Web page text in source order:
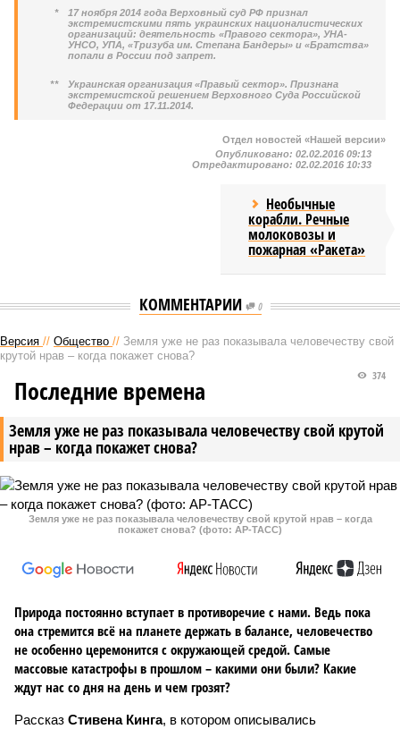
*
17 ноября 2014 года Верховный суд РФ признал
экстремистскими пять украинских националистических
организаций: деятельность «Правого сектора», УНА-
УНСО, УПА, «Тризуба им. Степана Бандеры» и «Братства»
попали в России под запрет.
**
Украинская организация «Правый сектор». Признана
экстремистской решением Верховного Суда Российской
Федерации от 17.11.2014.
Отдел новостей «Нашей версии»
Опубликовано: 02.02.2016 09:13
Отредактировано: 02.02.2016 10:33
Необычные
корабли. Речные
молоковозы и
пожарная «Ракета»
КОММЕНТАРИИ 0
Версия // Общество // Земля уже не раз показывала человечеству свой
крутой нрав – когда покажет снова?
Земля уже не раз показывала человечеству свой крутой
нрав – когда покажет снова?
374
Последние времена
Земля уже не раз показывала человечеству свой крутой нрав – когда
покажет снова? (фото: АР-ТАСС)
Природа постоянно вступает в противоречие с нами. Ведь пока
она стремится всё на планете держать в балансе, человечество
не особенно церемонится с окружающей средой. Самые
массовые катастрофы в прошлом – какими они были? Какие
ждут нас со дня на день и чем грозят?
Рассказ Стивена Кинга, в котором описывались